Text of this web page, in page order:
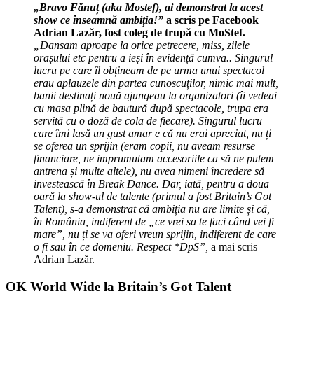
„Bravo Fănuț (aka Mostef), ai demonstrat la acest
show ce înseamnă ambiția!” a scris pe Facebook
Adrian Lazăr, fost coleg de trupă cu MoStef.
„Dansam aproape la orice petrecere, miss, zilele
orașului etc pentru a ieși în evidență cumva.. Singurul
lucru pe care îl obțineam de pe urma unui spectacol
erau aplauzele din partea cunoscuților, nimic mai mult,
banii destinați nouă ajungeau la organizatori (îi vedeai
cu masa plină de bautură după spectacole, trupa era
servită cu o doză de cola de fiecare). Singurul lucru
care îmi lasă un gust amar e că nu erai apreciat, nu ți
se oferea un sprijin (eram copii, nu aveam resurse
financiare, ne imprumutam accesoriile ca să ne putem
antrena și multe altele), nu avea nimeni încredere să
investească în Break Dance. Dar, iată, pentru a doua
oară la show-ul de talente (primul a fost Britain’s Got
Talent), s-a demonstrat că ambiția nu are limite și că,
în România, indiferent de „ce vrei sa te faci când vei fi
mare”, nu ți se va oferi vreun sprijin, indiferent de care
o fi sau în ce domeniu. Respect *DpS”, a mai scris
Adrian Lazăr.
OK World Wide la Britain’s Got Talent